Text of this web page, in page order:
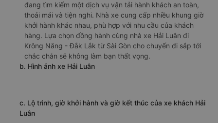
đang tìm kiếm một dịch vụ vận tải hành khách an toàn,
thoải mái và tiện nghi. Nhà xe cung cấp nhiều khung giờ
khởi hành khác nhau, phù hợp với nhu cầu của khách
hàng. Lựa chọn đồng hành cùng nhà xe Hải Luân đi
Krông Năng - Đắk Lắk từ Sài Gòn cho chuyến đi sắp tới
chắc chắn sẽ không làm bạn thất vọng.
b. Hình ảnh xe Hải Luân